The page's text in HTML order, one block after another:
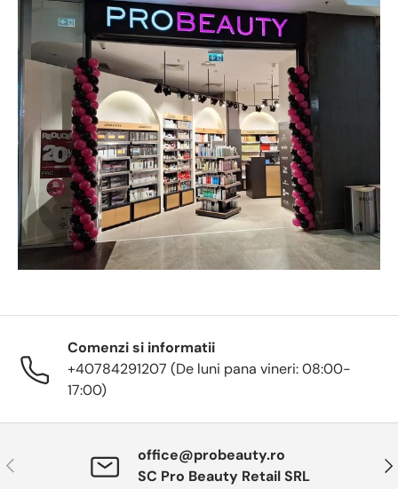
Comenzi si informatii
+40784291207 (De luni pana vineri: 08:00-
17:00)
Anterior
office@probeauty.ro
SC Pro Beauty Retail SRL